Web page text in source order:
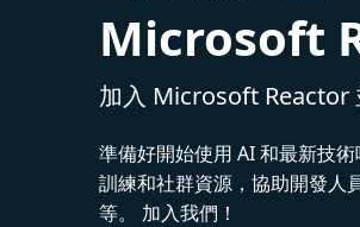
Microsoft
加入 Microsoft Reactor
準備好開始使用 AI 和最新技
訓練和社群資源，協助開發人
等。 加入我們！